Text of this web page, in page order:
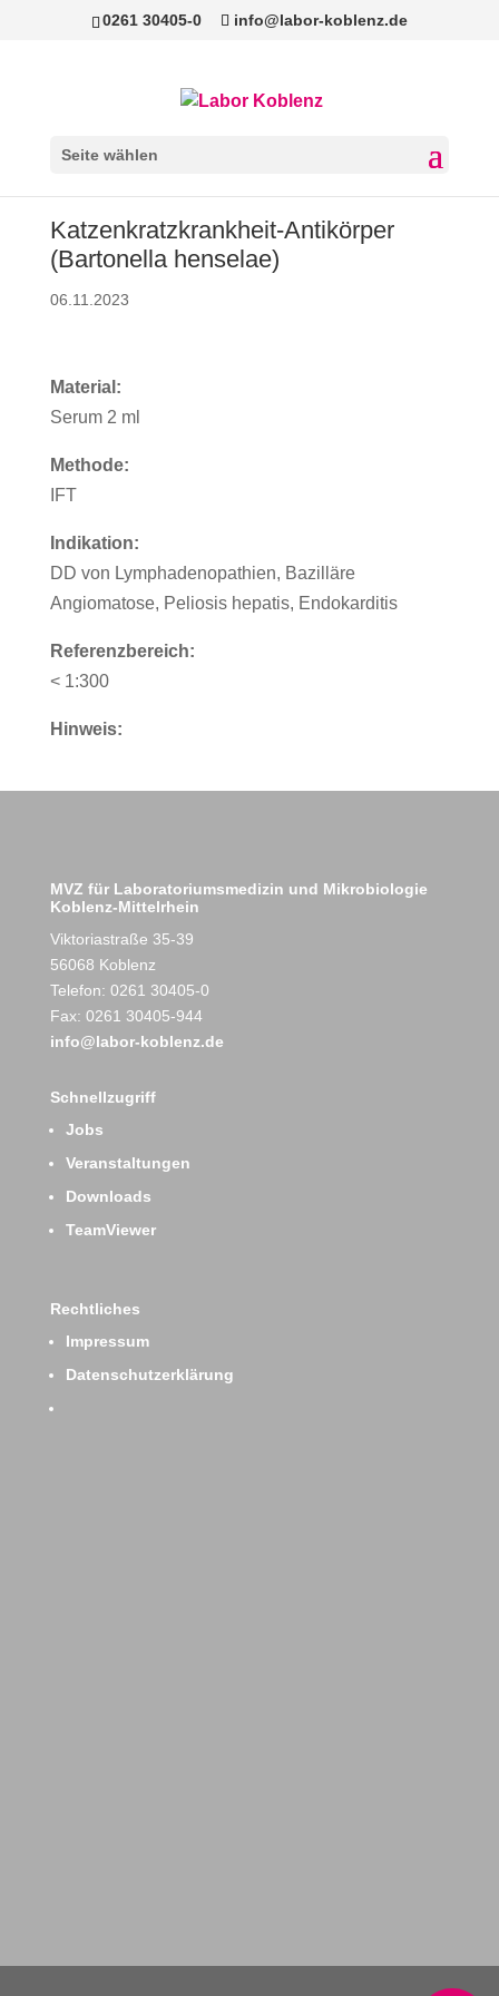
0261 30405-0 info@labor-koblenz.de
Seite wählen
Katzenkratzkrankheit-Antikörper
(Bartonella henselae)
06.11.2023
Material:
Serum 2 ml
Methode:
IFT
Indikation:
DD von Lymphadenopathien, Bazilläre
Angiomatose, Peliosis hepatis, Endokarditis
Referenzbereich:
< 1:300
Hinweis:
MVZ für Laboratoriumsmedizin und Mikrobiologie
Koblenz-Mittelrhein
Viktoriastraße 35-39
56068 Koblenz
Telefon: 0261 30405-0
Fax: 0261 30405-944
info@labor-koblenz.de
Schnellzugriff
Jobs
Veranstaltungen
Downloads
TeamViewer
Rechtliches
Impressum
Datenschutzerklärung